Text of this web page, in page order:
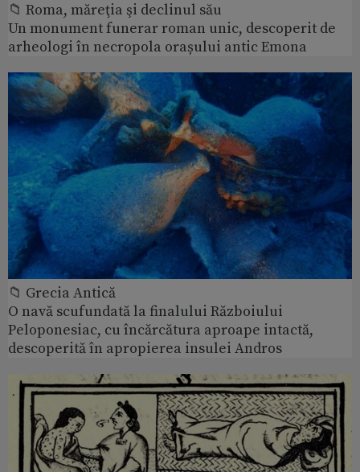
📁 Roma, măreţia şi declinul său
Un monument funerar roman unic, descoperit de
arheologi în necropola orașului antic Emona
📁 Grecia Antică
O navă scufundată la finalului Războiului
Peloponesiac, cu încărcătura aproape intactă,
descoperită în apropierea insulei Andros